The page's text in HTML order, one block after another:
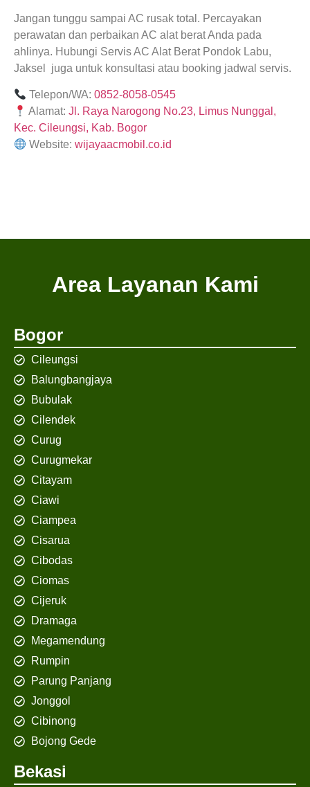
Jangan tunggu sampai AC rusak total. Percayakan
perawatan dan perbaikan AC alat berat Anda pada
ahlinya. Hubungi Servis AC Alat Berat Pondok Labu,
Jaksel juga untuk konsultasi atau booking jadwal servis.
Telepon/WA:0852-8058-0545
Alamat:Jl. Raya Narogong No.23, Limus Nunggal,
Kec. Cileungsi, Kab. Bogor
Website:wijayaacmobil.co.id
Area Layanan Kami
Bogor
Cileungsi
Balungbangjaya
Bubulak
Cilendek
Curug
Curugmekar
Citayam
Ciawi
Ciampea
Cisarua
Cibodas
Ciomas
Cijeruk
Dramaga
Megamendung
Rumpin
Parung Panjang
Jonggol
Cibinong
Bojong Gede
Bekasi